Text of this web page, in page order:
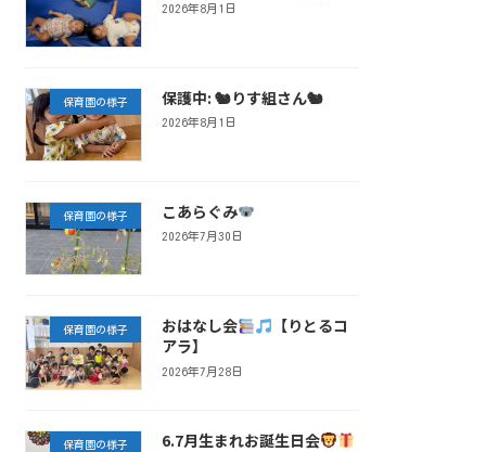
2026年8月1日
保育園の様子 保護中: 🐿りす組さん🐿
2026年8月1日
保育園の様子 こあらぐみ
2026年7月30日
保育園の様子 おはなし会
【りとるコ
アラ】
2026年7月28日
保育園の様子 6.7月生まれお誕生日会